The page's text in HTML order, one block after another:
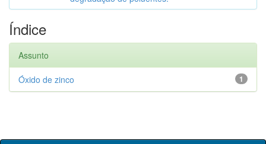
Índice
Assunto
1
Óxido de zinco